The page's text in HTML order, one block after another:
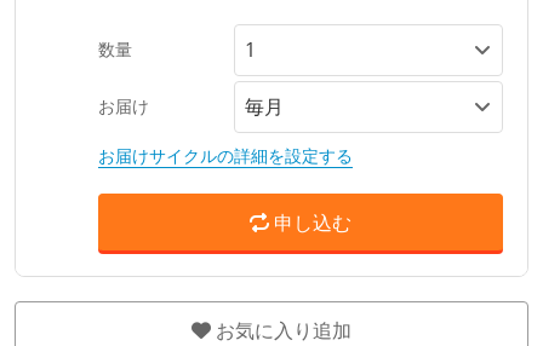
数量
お届け
お届けサイクルの詳細を設定する
申し込む
お気に入り追加